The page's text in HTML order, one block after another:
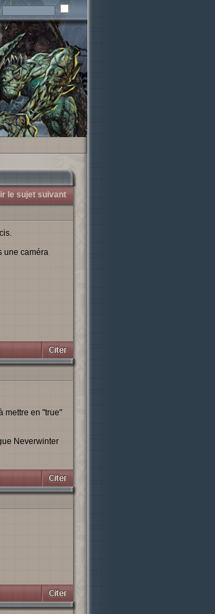
le sujet suivant
une caméra
mettre en "true"
Neverwinter